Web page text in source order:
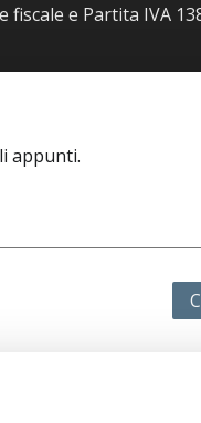
e Partita IVA
appunti.